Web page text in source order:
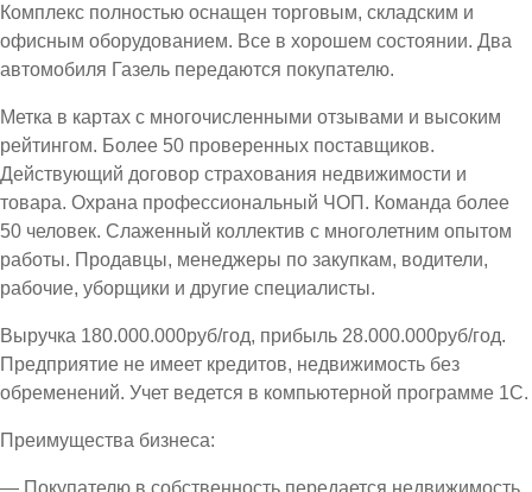
Комплекс полностью оснащен торговым, складским и
офисным оборудованием. Все в хорошем состоянии. Два
автомобиля Газель передаются покупателю.
Метка в картах с многочисленными отзывами и высоким
рейтингом. Более 50 проверенных поставщиков.
Действующий договор страхования недвижимости и
товара. Охрана профессиональный ЧОП. Команда более
50 человек. Слаженный коллектив с многолетним опытом
работы. Продавцы, менеджеры по закупкам, водители,
рабочие, уборщики и другие специалисты.
Выручка 180.000.000руб/год, прибыль 28.000.000руб/год.
Предприятие не имеет кредитов, недвижимость без
обременений. Учет ведется в компьютерной программе 1С.
Преимущества бизнеса:
— Покупателю в собственность передается недвижимость